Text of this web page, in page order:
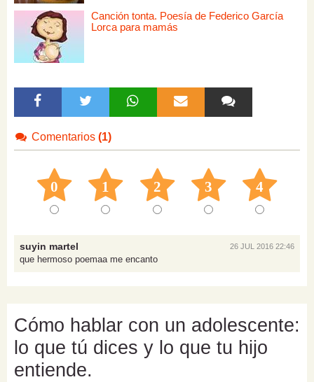
Canción tonta. Poesía de Federico García
Lorca para mamás
Comentarios (1)
0 1 2 3 4
26 JUL 2016 22:46
suyin martel
que hermoso poemaa me encanto
Cómo hablar con un adolescente:
lo que tú dices y lo que tu hijo
entiende.